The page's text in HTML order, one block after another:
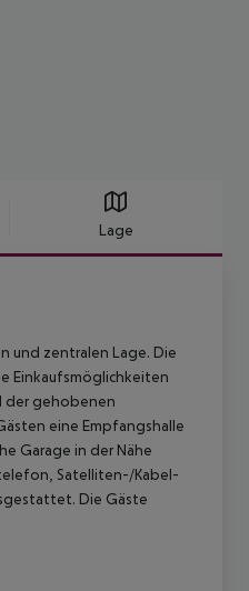
Lage
und zentralen Lage. Die
Einkaufsmöglichkeiten
der gehobenen
eine Empfangshalle
Garage in der Nähe
Satelliten-/Kabel-
Die Gäste